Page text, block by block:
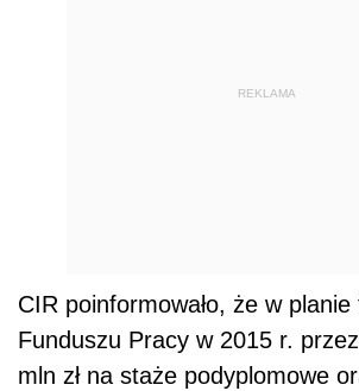
REKLAMA
CIR poinformowało, że w
Funduszu Pracy w 2015 r.
mln zł na staże podyplomowe